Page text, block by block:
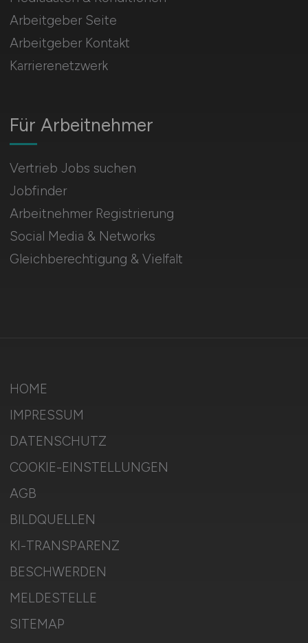
Für Arbeitnehmer
Vertrieb Jobs suchen
Jobfinder
Arbeitnehmer Registrierung
Social Media & Networks
Gleichberechtigung & Vielfalt
Arbeitgeber Seite
Arbeitgeber Kontakt
Karrierenetzwerk
HOME
IMPRESSUM
DATENSCHUTZ
COOKIE-EINSTELLUNGEN
AGB
BILDQUELLEN
KI-TRANSPARENZ
BESCHWERDEN
MELDESTELLE
SITEMAP